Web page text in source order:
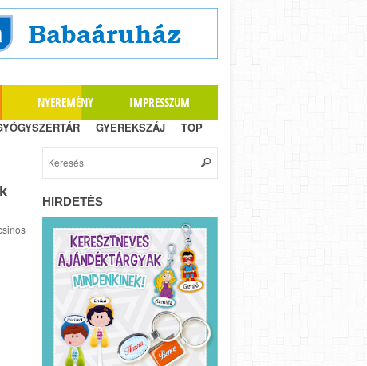
NYEREMÉNY IMPRESSZUM
GYEREKSZÁJ TOP
HIRDETÉS